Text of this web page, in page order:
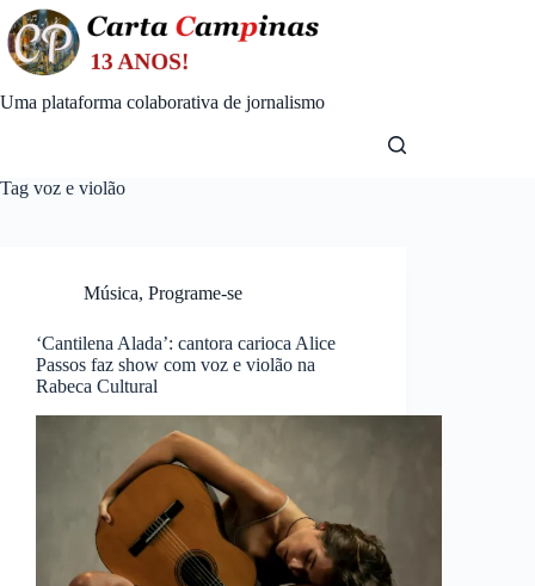
Skip
to
content
Uma plataforma colaborativa de jornalismo
Tag voz e violão
Música, Programe-se
‘Cantilena Alada’: cantora carioca Alice
Passos faz show com voz e violão na
Rabeca Cultural